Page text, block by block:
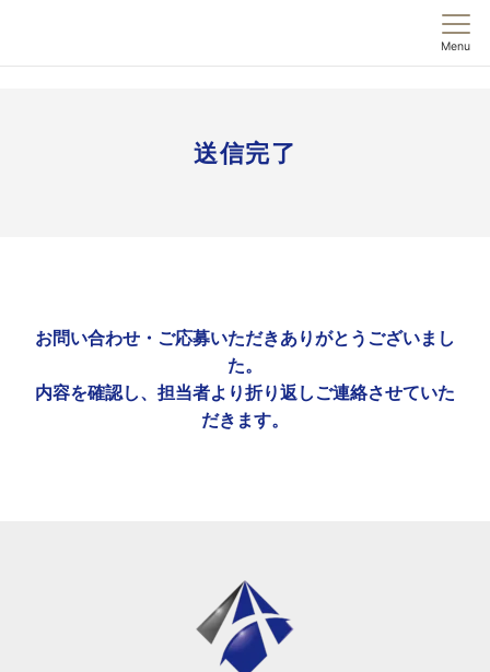
Menu
送信完了
お問い合わせ・ご応募いただきありがとうございまし
た。
内容を確認し、担当者より折り返しご連絡させていた
だきます。